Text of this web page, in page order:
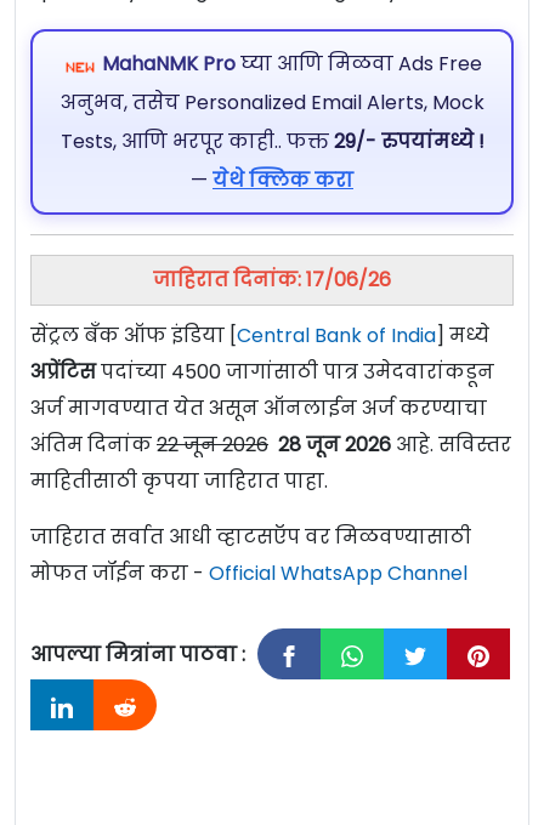
MahaNMK Proघ्या आणि मिळवा Ads Free
अनुभव, तसेच Personalized Email Alerts, Mock
Tests, आणि भरपूर काही.. फक्त29/- रुपयांमध्ये !
— येथे क्लिक करा
जाहिरात दिनांक: 17/06/26
सेंट्रल बँक ऑफ इंडिया [Central Bank of India] मध्ये
अप्रेंटिसपदांच्या 4500 जागांसाठी पात्र उमेदवारांकडून
अर्ज मागवण्यात येत असून ऑनलाईन अर्ज करण्याचा
अंतिम दिनांक22 जून 2026 28 जून 2026 आहे. सविस्तर
माहितीसाठी कृपया जाहिरात पाहा.
जाहिरात सर्वात आधी व्हाटसऍप वर मिळवण्यासाठी
मोफत जॉईन करा - Official WhatsApp Channel
आपल्या मित्रांना पाठवा :